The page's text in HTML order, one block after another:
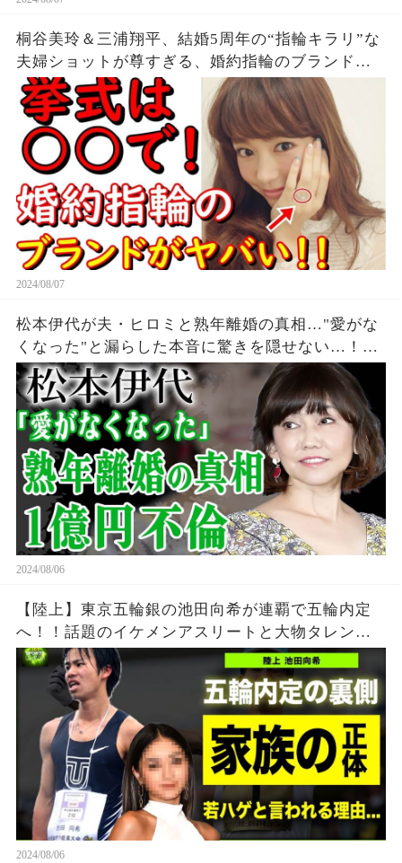
桐谷美玲＆三浦翔平、結婚5周年の“指輪キラリ”な
夫婦ショットが尊すぎる、婚約指輪のブランドに
一同驚愕...。
2024/08/07
松本伊代が夫・ヒロミと熟年離婚の真相…"愛がな
くなった"と漏らした本音に驚きを隠せない…！
『センチメンタル・ジャーニー』で有名な元アイ
ドルの夫が暴露された不倫の真相…1億以上貢いだ
実態に絶句！
2024/08/06
【陸上】東京五輪銀の池田向希が連覇で五輪内定
へ！！話題のイケメンアスリートと大物タレント
の衝撃の関係がやばい！！若ハゲと言われる真相...
家族の正体に一
2024/08/06